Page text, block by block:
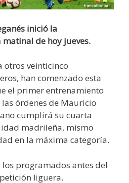
inició la
de hoy jueves.
otros veinticinco
han comenzado esta
el primer entrenamiento
órdenes de Mauricio
cumplirá su cuarta
madrileña, mismo
en la máxima categoría.
programados antes del
liguera.